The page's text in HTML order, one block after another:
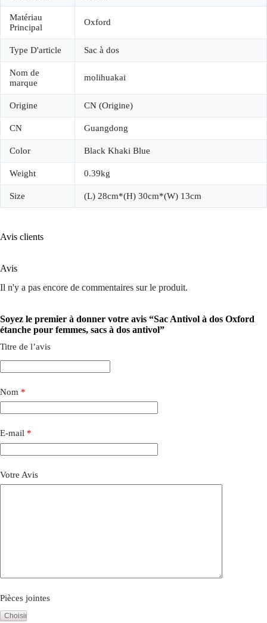
Matériau
Principal
Oxford
Type D'article Sac à dos
Nom de
marque
molihuakai
Origine CN (Origine)
CN Guangdong
Color Black Khaki Blue
Weight 0.39kg
Size (L) 28cm*(H) 30cm*(W) 13cm
Avis clients
Avis
Il n'y a pas encore de commentaires sur le produit.
Soyez le premier à donner votre avis “Sac Antivol à dos Oxford
étanche pour femmes, sacs à dos antivol”
Titre de l’avis
Nom *
E-mail *
Votre Avis
Pièces jointes